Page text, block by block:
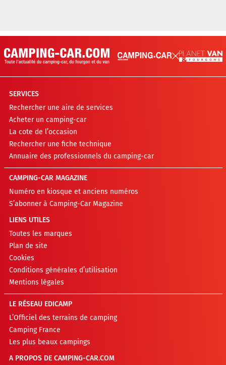
SERVICES
Rechercher une aire de services
Acheter un camping-car
La cote de l’occasion
Rechercher une fiche technique
Annuaire des professionnels du camping-car
CAMPING-CAR MAGAZINE
Numéro en kiosque et anciens numéros
S’abonner à Camping-Car Magazine
LIENS UTILES
Toutes les marques
Plan de site
Cookies
Conditions générales d’utilisation
Mentions légales
LE RÉSEAU EDICAMP
L’Officiel des terrains de camping
Camping France
Les plus beaux campings
A PROPOS DE CAMPING-CAR.COM